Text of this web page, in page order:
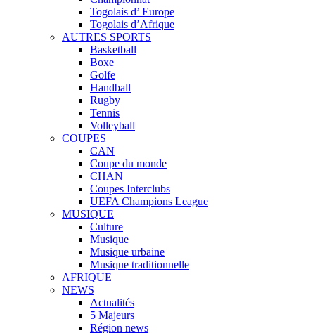
Togolais d’ Europe
Togolais d’Afrique
AUTRES SPORTS
Basketball
Boxe
Golfe
Handball
Rugby
Tennis
Volleyball
COUPES
CAN
Coupe du monde
CHAN
Coupes Interclubs
UEFA Champions League
MUSIQUE
Culture
Musique
Musique urbaine
Musique traditionnelle
AFRIQUE
NEWS
Actualités
5 Majeurs
Région news